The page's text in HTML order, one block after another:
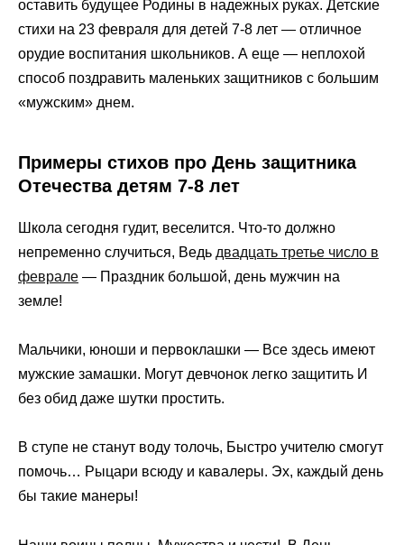
оставить будущее Родины в надежных руках. Детские
стихи на 23 февраля для детей 7-8 лет — отличное
орудие воспитания школьников. А еще — неплохой
способ поздравить маленьких защитников с большим
«мужским» днем.
Примеры стихов про День защитника
Отечества детям 7-8 лет
Школа сегодня гудит, веселится. Что-то должно
непременно случиться, Ведь двадцать третье число в
феврале — Праздник большой, день мужчин на
земле!
Мальчики, юноши и первоклашки — Все здесь имеют
мужские замашки. Могут девчонок легко защитить И
без обид даже шутки простить.
В ступе не станут воду толочь, Быстро учителю смогут
помочь… Рыцари всюду и кавалеры. Эх, каждый день
бы такие манеры!